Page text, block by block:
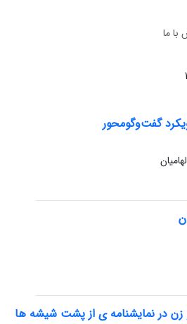
با ما
گفت‌وگومحور
زن در نمایشنامه ی از پشت شیشه ها